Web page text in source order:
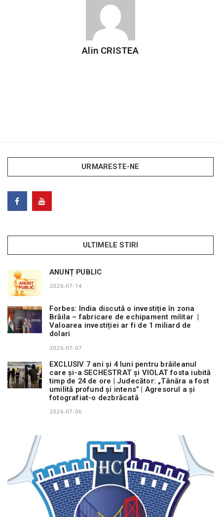
Alin CRISTEA
URMARESTE-NE
ULTIMELE STIRI
ANUNȚ PUBLIC
2026-07-14
Forbes: India discută o investiție în zona
Brăila – fabricare de echipament militar |
Valoarea investiției ar fi de 1 miliard de
dolari
2026-07-07
EXCLUSIV 7 ani și 4 luni pentru brăileanul
care și-a SECHESTRAT și VIOLAT fosta iubită
timp de 24 de ore | Judecător: „Tânăra a fost
umilită profund și intens” | Agresorul a și
fotografiat-o dezbrăcată
2026-07-06